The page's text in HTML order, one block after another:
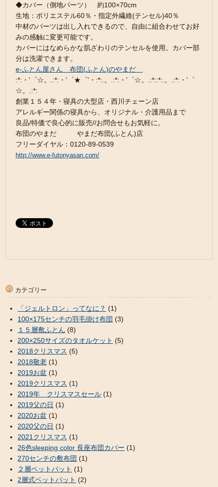
◆カバー（側地パーツ） 約100×70cm
生地：ポリエステル60％・指定外繊維(テンセル)40％
中材のパーツは出し入れできるので、自由に組合わせてお好
みの感触に変更可能です。
カバーにはなめらかな肌ざわりのテンセルを使用。カバー部
分は洗濯できます。
e-ふとん屋さん 布団(ふとん)のやまだ
:*:・’゜☆。.:*:・’゜★゜’・:*:.。.:*:・’゜☆。.:*::*:.。.:*:・’゜
☆。.:*:
創業１５４年・寝具の大型店・西川チェーン店
アレルギー関係の寝具から、オリジナル・介護用品まで
良品/特価で良心的に販売//お問合せもお気軽に。
布団のやまだ やまだ布団(ふとん)店
フリーダイヤル：0120-89-0539
http://www.e-futonyasan.com/
カテゴリー
「ジェルトロン」ってなに？ (1)
100×175センチの羽毛掛け布団 (3)
１５層敷ふとん (8)
200×250サイズのタオルケット (5)
2018クリスマス (5)
2018敬老 (1)
2019お盆 (1)
2019クリスマス (1)
2019年 クリスマスセール (1)
2019父の日 (1)
2020お盆 (1)
2020父の日 (1)
2021クリスマス (1)
26色sleeping color 長座布団カバー (1)
270センチの敷布団 (1)
２層ベットパット (1)
2層式ベットパット (2)